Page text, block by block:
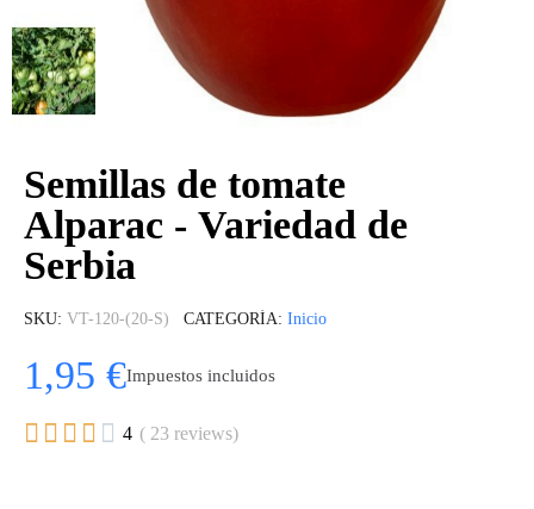
Semillas de tomate
Alparac - Variedad de
Serbia
SKU VT-120-(20-S) CATEGORÍA Inicio
1,95 €Impuestos incluidos
     4 ( 23 reviews)